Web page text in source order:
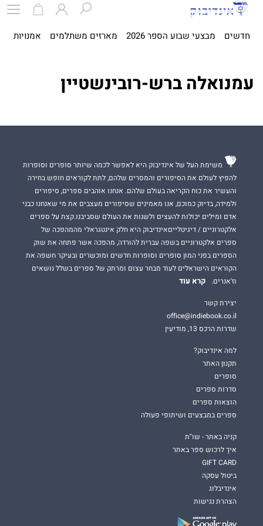
חדשים מבצעי שבוע הספר 2026 מארזים משתלמים אמנויות
עמנואלה ברש-רובינשטיין
משימת העל של אינדיבוק היא לאפשר לכמה שיותר סופרים וסופרות
להפיץ לעולם את הסיפורים והמסרים שלהם, לתת לקוראים חופש בחירה
והעשיר את כוח הקריאה בעולם שלהם. אנחנו אוהבים ספרים, סיפורים
ולמידה, בדיוק כמוכם, אנו מאמינים שסיפורים מעצבים את מי שאנחנו כבני
אדם ומילים יכולות להעצים ולשנות את העולם שסביבנו.קצת על ספרים
אלקטרוניים / דיגיטלייםאינדיבוק היא חלק אינטגראלי מהמהפכה של
ספרים אלקטרוניים בשפה עברית להורדה, מהפכה אשר פתחה את שוק
הספרים בפני המון סופרים וסופרות חדשים ומוכשרים ובעיקר חשפה את
הקוראים הישראלים לעוד מבחר עצום ומרתק של ספרים בשלל נושאים
וז'אנרים.
קרא עוד
יצירת קשר
office@indiebook.co.il
שדרות הרכס 13, מודיעין
למה אינדיבוק?
תקנון האתר
סופרים
סדרות ספרים
הוצאות ספרים
ספרים במבצעים ושיתופי פעולה
קניה באתר - שו"ת
איך לרכוש ספר באתר
GIFT CARD
ביטול עסקה
אינדיבלוג
הצהרת נגישות